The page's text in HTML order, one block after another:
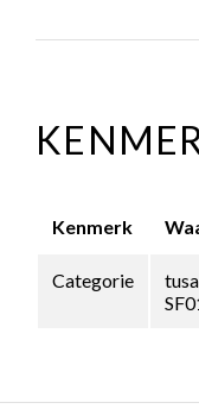
Kenmerk
Categorie